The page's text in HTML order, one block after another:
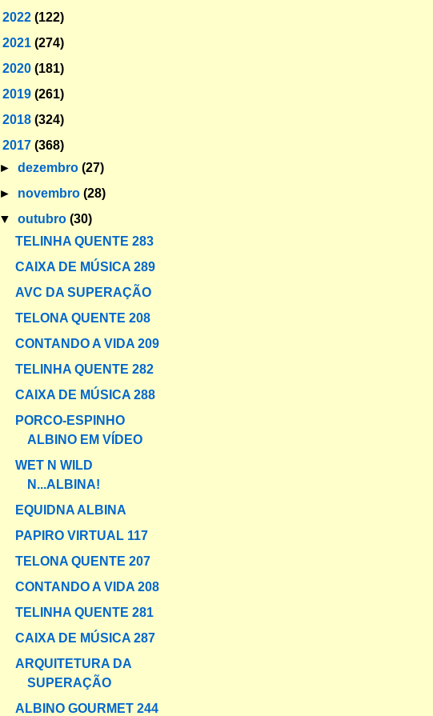
2022 (122)
2021 (274)
2020 (181)
2019 (261)
2018 (324)
2017 (368)
►dezembro(27)
► novembro(28)
▼outubro(30)
TELINHA QUENTE 283
CAIXA DE MÚSICA 289
AVC DA SUPERAÇÃO
TELONA QUENTE 208
CONTANDO A VIDA 209
TELINHA QUENTE 282
CAIXA DE MÚSICA 288
PORCO-ESPINHO
ALBINO EM VÍDEO
WET N WILD
N...ALBINA!
EQUIDNA ALBINA
PAPIRO VIRTUAL 117
TELONA QUENTE 207
CONTANDO A VIDA 208
TELINHA QUENTE 281
CAIXA DE MÚSICA 287
ARQUITETURA DA
SUPERAÇÃO
ALBINO GOURMET 244